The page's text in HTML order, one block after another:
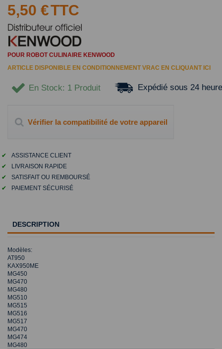
5,50 €TTC
POUR ROBOT CULINAIRE KENWOOD
ARTICLE DISPONIBLE EN CONDITIONNEMENT VRAC EN CLIQUANT ICI
En Stock: 1 Produit Expédié sous 24
Vérifier la compatibilité de votre appareil
✔
ASSISTANCE CLIENT
✔
LIVRAISON RAPIDE
✔
SATISFAIT OU REMBOURSÉ
✔
PAIEMENT SÉCURISÉ
DESCRIPTION
Modèles:
AT950
KAX950ME
MG450
MG470
MG480
MG510
MG515
MG516
MG517
MG470
MG474
MG480